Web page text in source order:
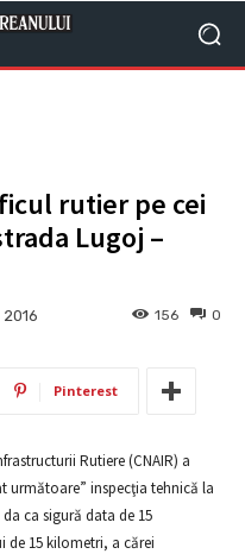
rutier pe cei
Lugoj –
0
156
Pinterest
Rutiere (CNAIR) a
următoare” inspecţia tehnică la
ca sigură data de 15
de 15 kilometri, a cărei